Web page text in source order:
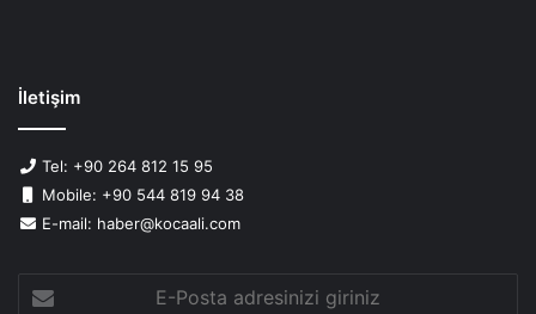
İletişim
Tel: +90 264 812 15 95
Mobile: +90 544 819 94 38
E-mail: haber@kocaali.com
Posta